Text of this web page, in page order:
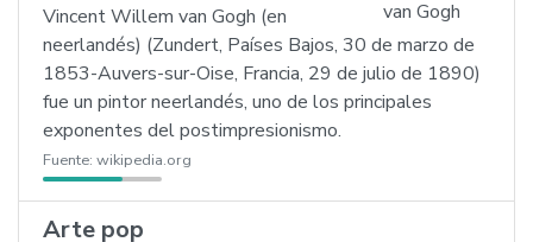
Vincent Willem van Gogh (en
neerlandés) (Zundert, Países Bajos, 30 de marzo de
1853-Auvers-sur-Oise, Francia, 29 de julio de 1890)
fue un pintor neerlandés, uno de los principales
exponentes del postimpresionismo.
Fuente: wikipedia.org
Arte pop